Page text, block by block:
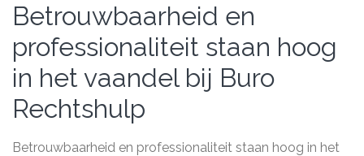
Betrouwbaarheid en
professionaliteit staan hoog
in het vaandel bij Buro
Rechtshulp
Betrouwbaarheid en professionaliteit staan hoog in het